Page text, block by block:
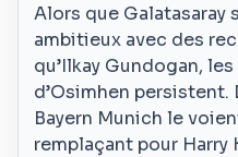
Alors que Galatasaray
ambitieux avec des
qu’Ilkay Gundogan,
d’Osimhen
Bayern Munich le
remplaçant pour Harry